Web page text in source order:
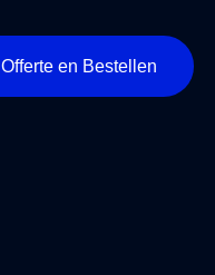
Offerte en Bestellen